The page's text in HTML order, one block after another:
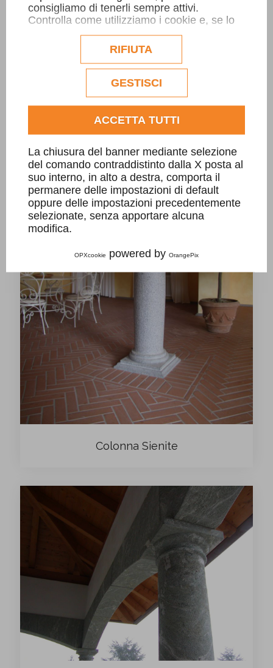
consigliamo di tenerli sempre attivi.
Controlla come utilizziamo i cookie e, se lo
desideri, personalizzane la configurazione.
Eventuali cookie di profilazione o
commerciali verranno utilizzati
esclusivamente previa acquisizione del
consenso dell'utente.
Consulta l'informativa cookie completa.
RIFIUTA
GESTISCI
ACCETTA TUTTI
La chiusura del banner mediante selezione
del comando contraddistinto dalla X posta al
suo interno, in alto a destra, comporta il
permanere delle impostazioni di default
oppure delle impostazioni precedentemente
selezionate, senza apportare alcuna
modifica.
OPXcookie powered by OrangePix
Capitelli sagomati
Colonna Sienite